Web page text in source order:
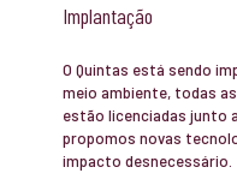
Implantação
O Quintas está sendo
meio ambiente, todas
estão licenciadas junto
propomos novas
impacto desnecessário.